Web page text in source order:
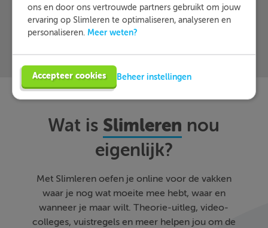
Wat is Slimleren nou
eigenlijk?
Met Slimleren oefen je online voor de vakken
waar je nog wat moeite mee hebt, waar en
wanneer je maar wilt. Theorie-uitleg, video-
colleges, vuistregels en meer helpen jou om de
ons en door ons vertrouwde partners gebruikt om jouw
ervaring op Slimleren te optimaliseren, analyseren en
personaliseren. Meer weten?
Accepteer cookies Beheer instellingen